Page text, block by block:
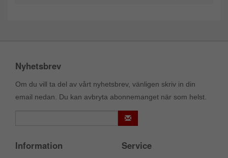
Nyhetsbrev
Om du vill ta del av vårt nyhetsbrev, vänligen skriv in din
email nedan. Du kan avbryta abonnemanget när som helst.
Information Service